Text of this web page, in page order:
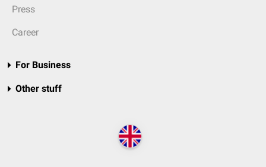
Press
Career
For Business
Other stuff